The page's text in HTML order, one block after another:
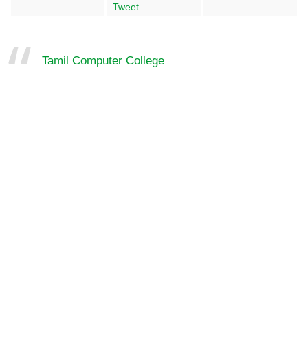
Tweet
Tamil Computer College